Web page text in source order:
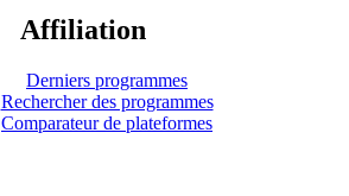
Affiliation
Derniers programmes
Rechercher des programmes
Comparateur de plateformes